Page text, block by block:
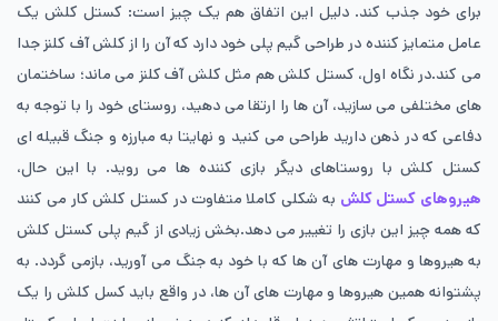
برای خود جذب کند. دلیل این اتفاق هم یک چیز است: کستل کلش یک
عامل متمایز کننده در طراحی گیم پلی خود دارد که آن را از کلش آف کلنز جدا
می کند.در نگاه اول، کستل کلش هم مثل کلش آف کلنز می ماند؛ ساختمان
های مختلفی می سازید، آن ها را ارتقا می دهید، روستای خود را با توجه به
دفاعی که در ذهن دارید طراحی می کنید و نهایتا به مبارزه و جنگ قبیله‌ ای
کستل کلش با روستاهای دیگر بازی کننده ها می روید. با این حال،
هیروهای کستل کلش به شکلی کاملا متفاوت در کستل کلش کار می کنند
که همه چیز این بازی را تغییر می دهد.بخش زیادی از گیم پلی کستل کلش
به هیروها و مهارت های آن ها که با خود به جنگ می آورید، بازمی گردد. به
پشتوانه‌ همین هیروها و مهارت های آن ها، در واقع باید کسل کلش را یک